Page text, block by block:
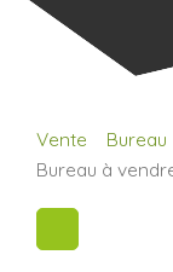
Vente Bureau
Bureau à